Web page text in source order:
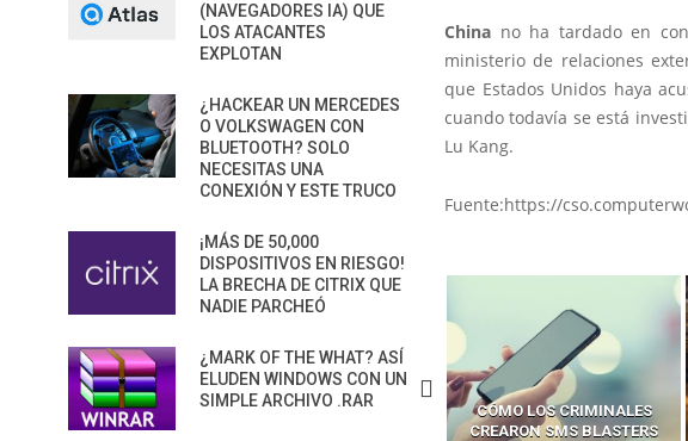
China no ha tardado en
ministerio de relaciones
que Estados Unidos haya
cuando todavía se está
Lu Kang.
Fuente:https://
CÓMO LOS HACKERS
MANIPULAN GITHUB
CÓMO LAVAR EL CEREBRO A
CÓMO LOS CRIMINALES
CREARON SMS BLASTERS
(NAVEGADORES IA) QUE
LOS ATACANTES
EXPLOTAN
¿HACKEAR UN MERCEDES
O VOLKSWAGEN CON
BLUETOOTH? SOLO
NECESITAS UNA
CONEXIÓN Y ESTE TRUCO
¡MÁS DE 50,000
DISPOSITIVOS EN RIESGO!
LA BRECHA DE CITRIX QUE
NADIE PARCHEÓ
¿MARK OF THE WHAT? ASÍ
ELUDEN WINDOWS CON UN
SIMPLE ARCHIVO .RAR